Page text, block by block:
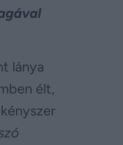
lánya
élt,